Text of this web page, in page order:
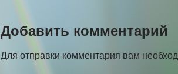
Добавить комментарий
Для отправки комментария вам